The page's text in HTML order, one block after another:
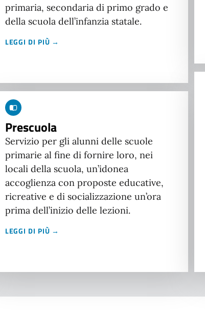
primaria, secondaria di primo grado e
della scuola dell’infanzia statale.
LEGGI DI PIÙ →
Prescuola
Servizio per gli alunni delle scuole
primarie al fine di fornire loro, nei
locali della scuola, un’idonea
accoglienza con proposte educative,
ricreative e di socializzazione un’ora
prima dell’inizio delle lezioni.
LEGGI DI PIÙ →